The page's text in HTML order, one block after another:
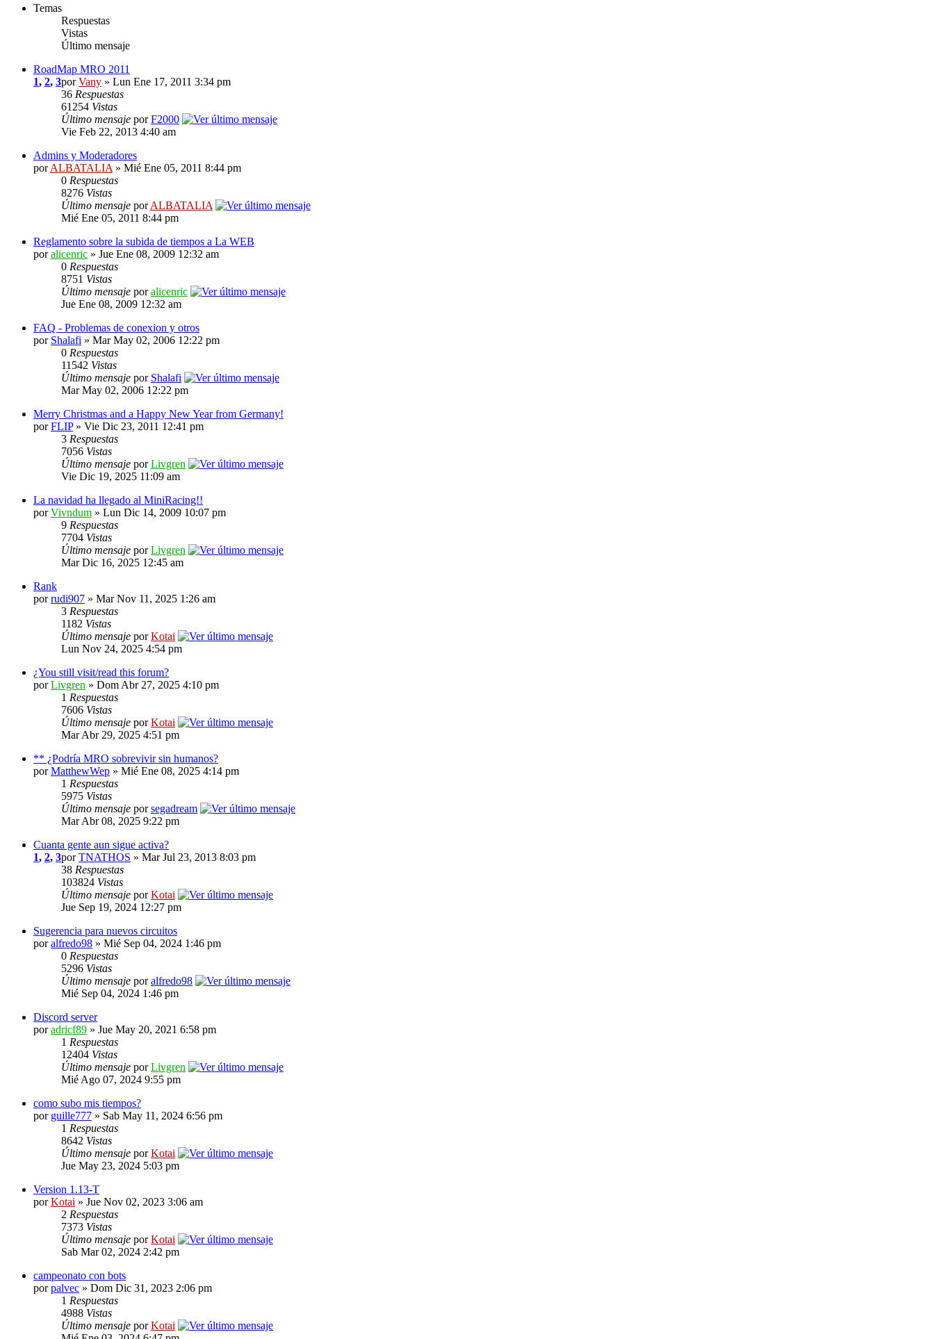
Temas
Respuestas
Vistas
Último mensaje
RoadMap MRO 2011
1, 2, 3porVany » Lun Ene 17, 2011 3:34 pm
36 Respuestas
61254 Vistas
Último mensaje porF2000
Vie Feb 22, 2013 4:40 am
Admins y Moderadores
porALBATALIA» Mié Ene 05, 2011 8:44 pm
0 Respuestas
8276 Vistas
Último mensaje porALBATALIA
Mié Ene 05, 2011 8:44 pm
Reglamento sobre la subida de tiempos a La WEB
poralicenric » Jue Ene 08, 2009 12:32 am
0 Respuestas
8751 Vistas
Último mensaje poralicenric
Jue Ene 08, 2009 12:32 am
FAQ - Problemas de conexion y otros
por Shalafi » Mar May 02, 2006 12:22 pm
0 Respuestas
11542 Vistas
Último mensaje por Shalafi
Mar May 02, 2006 12:22 pm
Merry Christmas and a Happy New Year from Germany!
porFLIP» Vie Dic 23, 2011 12:41 pm
3 Respuestas
7056 Vistas
Último mensaje porLivgren
Vie Dic 19, 2025 11:09 am
La navidad ha llegado al MiniRacing!!
porVivndum » Lun Dic 14, 2009 10:07 pm
9 Respuestas
7704 Vistas
Último mensaje porLivgren
Mar Dic 16, 2025 12:45 am
Rank
porrudi907 » Mar Nov 11, 2025 1:26 am
3 Respuestas
1182 Vistas
Último mensaje porKotai
Lun Nov 24, 2025 4:54 pm
¿You still visit/read this forum?
porLivgren » Dom Abr 27, 2025 4:10 pm
1 Respuestas
7606 Vistas
Último mensaje porKotai
Mar Abr 29, 2025 4:51 pm
** ¿Podría MRO sobrevivir sin humanos?
porMatthewWep » Mié Ene 08, 2025 4:14 pm
1 Respuestas
5975 Vistas
Último mensaje porsegadream
Mar Abr 08, 2025 9:22 pm
Cuanta gente aun sigue activa?
1, 2, 3porTNATHOS » Mar Jul 23, 2013 8:03 pm
38 Respuestas
103824 Vistas
Último mensaje porKotai
Jue Sep 19, 2024 12:27 pm
Sugerencia para nuevos circuitos
poralfredo98 » Mié Sep 04, 2024 1:46 pm
0 Respuestas
5296 Vistas
Último mensaje poralfredo98
Mié Sep 04, 2024 1:46 pm
Discord server
poradricf89 » Jue May 20, 2021 6:58 pm
1 Respuestas
12404 Vistas
Último mensaje porLivgren
Mié Ago 07, 2024 9:55 pm
como subo mis tiempos?
por guille777 » Sab May 11, 2024 6:56 pm
1 Respuestas
8642 Vistas
Último mensaje porKotai
Jue May 23, 2024 5:03 pm
Version 1.13-T
porKotai » Jue Nov 02, 2023 3:06 am
2 Respuestas
7373 Vistas
Último mensaje porKotai
Sab Mar 02, 2024 2:42 pm
campeonato con bots
porpalvec » Dom Dic 31, 2023 2:06 pm
1 Respuestas
4988 Vistas
Último mensaje porKotai